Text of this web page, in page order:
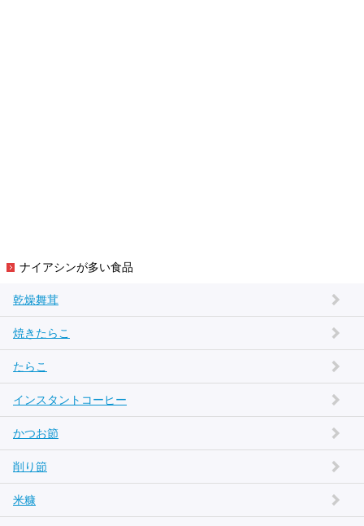
ナイアシンが多い食品
乾燥舞茸
焼きたらこ
たらこ
インスタントコーヒー
かつお節
削り節
米糠